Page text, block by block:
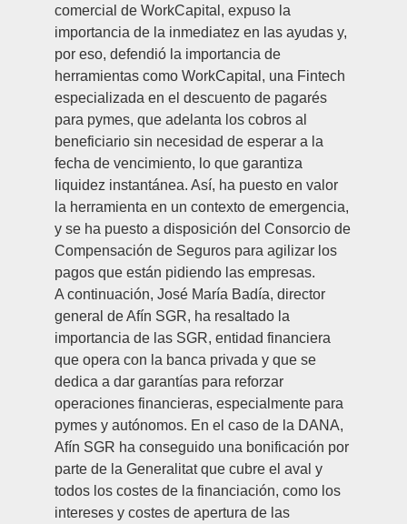
comercial de WorkCapital, expuso la
importancia de la inmediatez en las ayudas y,
por eso, defendió la importancia de
herramientas como WorkCapital, una Fintech
especializada en el descuento de pagarés
para pymes, que adelanta los cobros al
beneficiario sin necesidad de esperar a la
fecha de vencimiento, lo que garantiza
liquidez instantánea. Así, ha puesto en valor
la herramienta en un contexto de emergencia,
y se ha puesto a disposición del Consorcio de
Compensación de Seguros para agilizar los
pagos que están pidiendo las empresas.
A continuación, José María Badía, director
general de Afín SGR, ha resaltado la
importancia de las SGR, entidad financiera
que opera con la banca privada y que se
dedica a dar garantías para reforzar
operaciones financieras, especialmente para
pymes y autónomos. En el caso de la DANA,
Afín SGR ha conseguido una bonificación por
parte de la Generalitat que cubre el aval y
todos los costes de la financiación, como los
intereses y costes de apertura de las